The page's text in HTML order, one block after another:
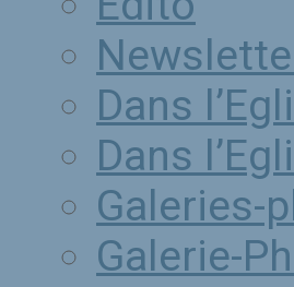
Dans
Dans
Galeries-
Galerie-